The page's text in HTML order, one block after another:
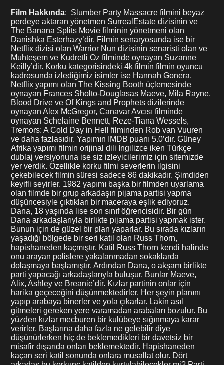
Film Hakkında: Slumber Party Massacre filmini beyaz
perdeye aktaran yönetmen SurrealEstate dizisinin ve
The Banana Splits Movie filminin yönetmeni olan
Danishka Esterhazy’dir. Filmin senaryosunda ise bir
Netflix dizisi olan Warrior Nun dizisinin senaristi olan ve
Muhteşem ve Kudretli Oz filminde oynayan Suzanne
Keilly’dir. Korku kategorisindeki 4k filmin filmin oyuncu
kadrosunda izlediğimiz isimler ise Hannah Gonera,
Netflix yapımı olan The Kissing Booth üçlemesinde
oynayan Frances Sholto-Douglasas Maeve, Mila Rayne,
Blood Drive ve Of Kings and Prophets dizilerinde
oynayan Alex McGregor, Canavar Avcısı filminde
oynayan Schelaine Bennett, Reze-Tiana Wessels,
Tremors: A Cold Day in Hell filminden Rob van Vuuren
ve daha fazlasıdır. Yapımın IMDB puanı 5.0’dır. Güney
Afrika yapımı filmin orijinal dili İngilizce iken Türkçe
dublaj versiyonuna ise siz izleyicilerimiz için sitemizde
yer verdik. Özellikle korku filmi severlerin ilgisini
çekebilecek filmin süresi sadece 86 dakikadır. Şimdiden
keyifli seyirler. 1982 yapımı başka bir filmden uyarlama
olan filmde bir grup arkadaşın pijama partisi yapma
düşüncesiyle çıktıkları bir maceraya eşlik ediyoruz.
Dana, 18 yaşında lise son sınıf öğrencisidir. Bir gün
Dana arkadaşlarıyla birlikte pijama partisi yapmak ister.
Bunun için de güzel bir plan yaparlar. Bu sırada kızların
yaşadığı bölgede bir seri katil olan Russ Thorn,
hapishaneden kaçmıştır. Katil Russ Thorn kendi halinde
onu arayan polislere yakalanmadan sokaklarda
dolaşmaya başlamıştır. Ardından Dana, o akşam birlikte
parti yapacağı arkadaşlarıyla buluşur. Bunlar Maeve,
Alix, Ashley ve Breanie’dir. Kızlar partinin onlar için
harika geçeceğini düşünmektedirler. Her şeyin planını
yapıp arabaya binerler ve yola çıkarlar. Lakin asıl
gitmeleri gereken yere varamadan arabaları bozulur. Bu
yüzden kızlar mecburen bir kulübeye sığınmaya karar
verirler. Başlarına daha fazla ne gelebilir diye
düşünürlerken hiç de beklemedikleri bir davetsiz bir
misafir dışarıda onları beklemektedir. Hapishaneden
kaçan seri katil sonunda onlara musallat olur. Dört